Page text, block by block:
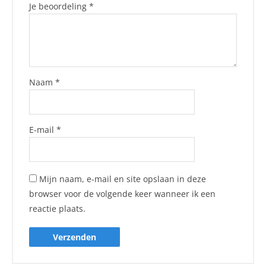
Je beoordeling*
Naam*
E-mail*
Mijn naam, e-mail en site opslaan in deze
browser voor de volgende keer wanneer ik een
reactie plaats.